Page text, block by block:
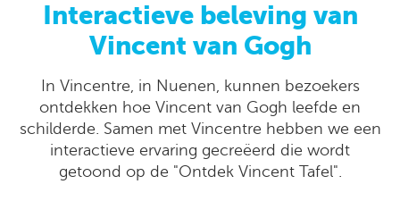
Interactieve beleving van
Vincent van Gogh
In Vincentre, in Nuenen, kunnen bezoekers
ontdekken hoe Vincent van Gogh leefde en
schilderde. Samen met Vincentre hebben we een
interactieve ervaring gecreëerd die wordt
getoond op de "Ontdek Vincent Tafel".